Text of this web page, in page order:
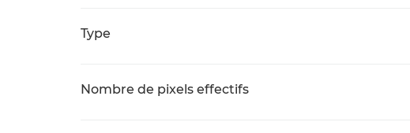
Type
Nombre de pixels effectifs